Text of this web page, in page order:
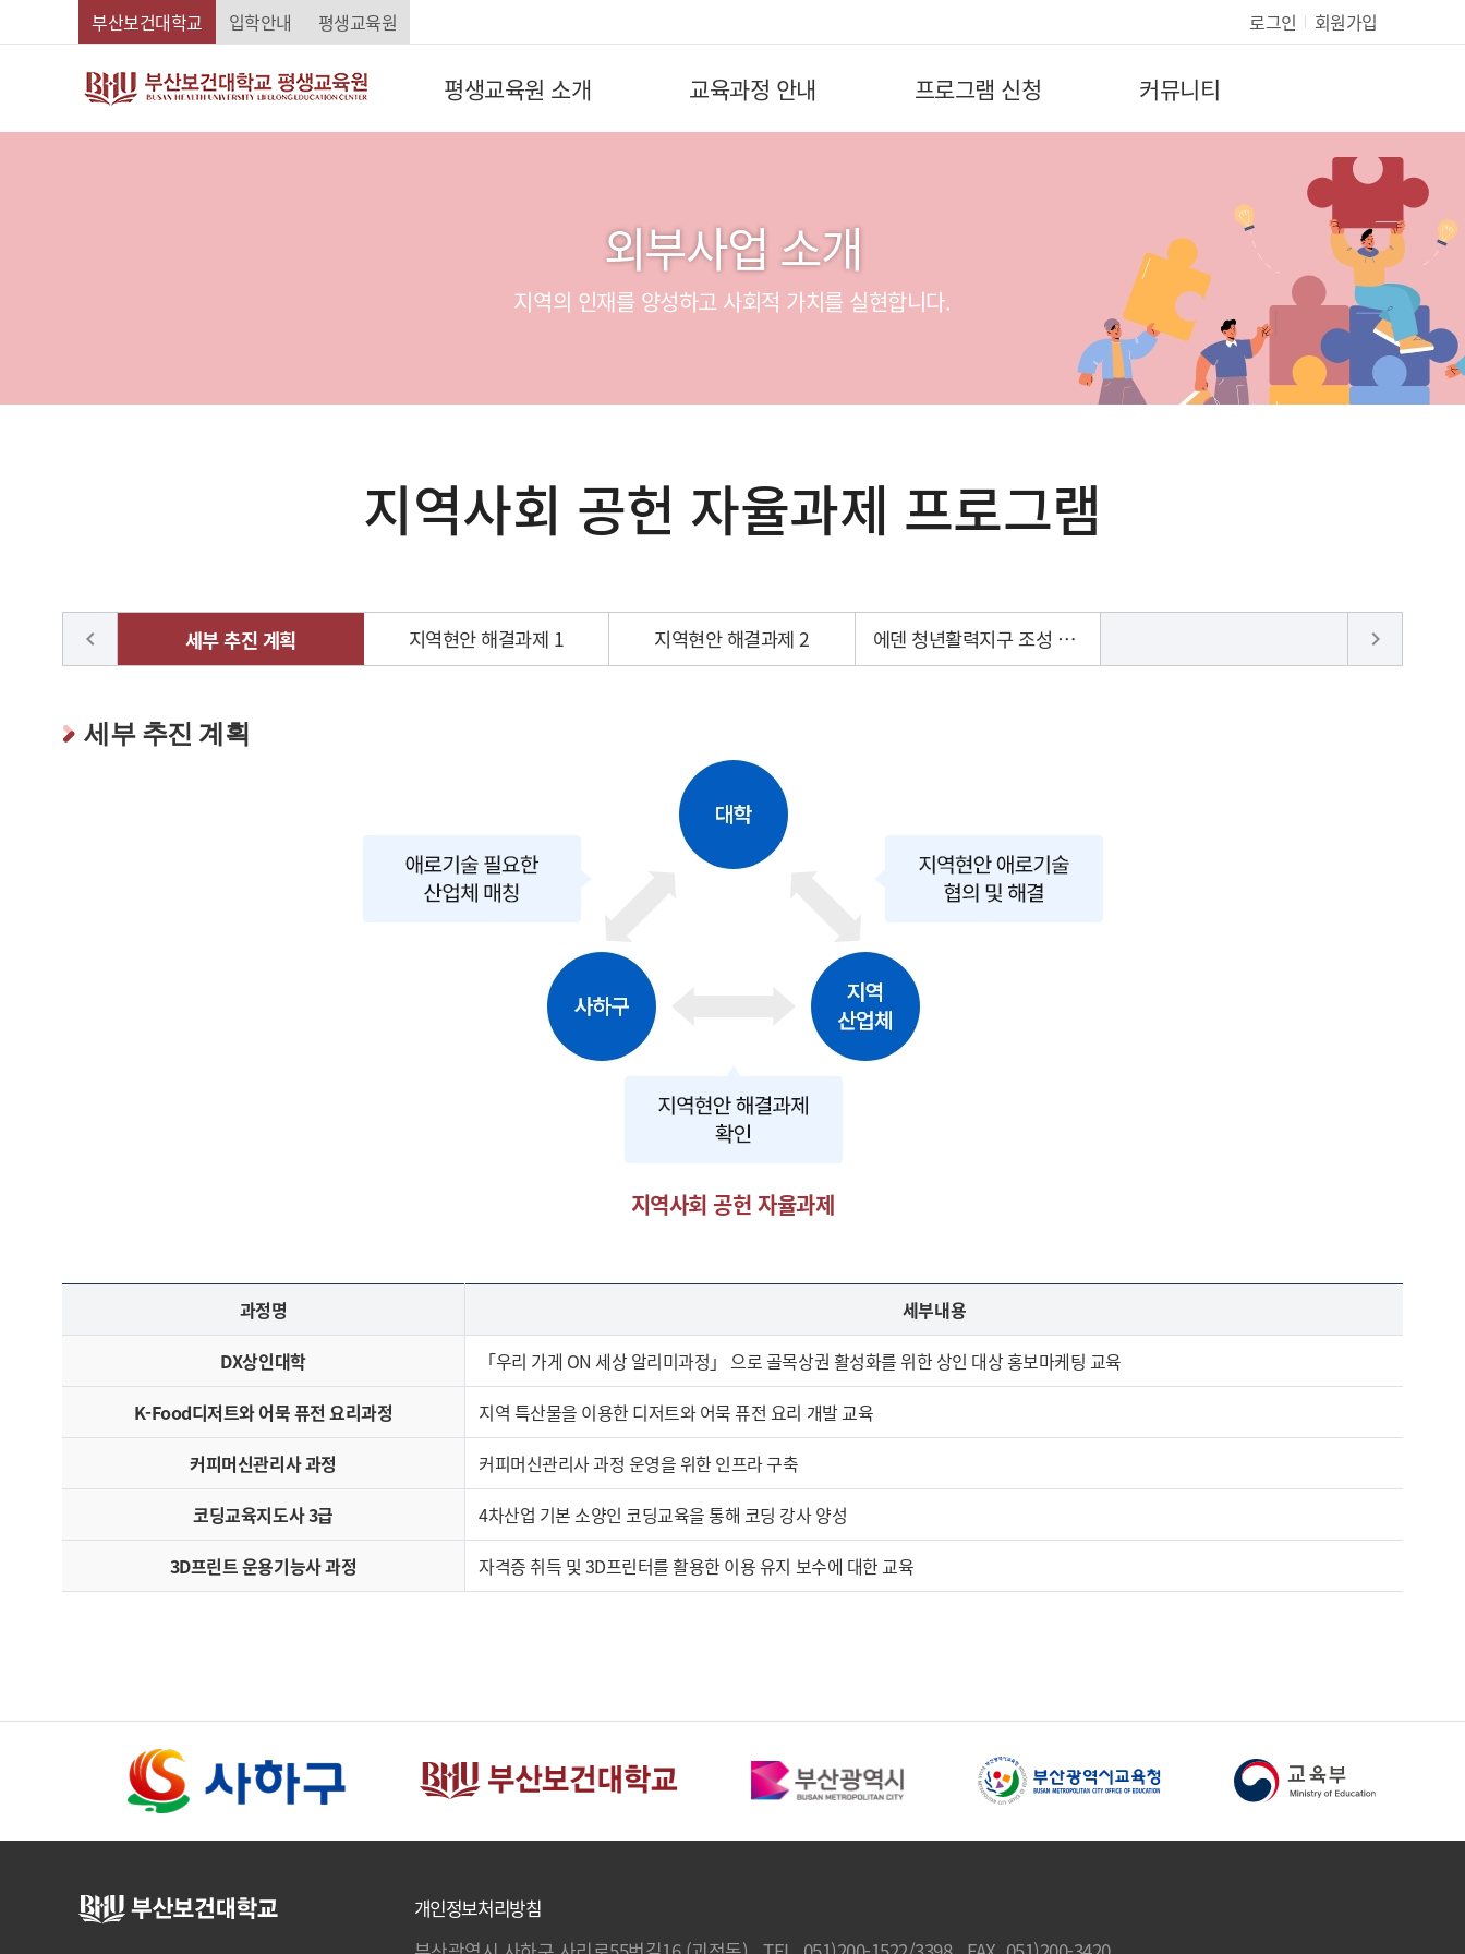
Skip Menu
부산보건대학교 입학안내 평생교육원 로그인 회원가입
평생교육원 소개 교육과정 안내 프로그램 신청 커뮤니티
외부사업 소개
지역의 인재를 양성하고 사회적 가치를 실현합니다.
지역사회 공헌 자율과제 프로그램
세부 추진 계획 지역현안 해결과제 1 지역현안 해결과제 2 에덴 청년활력지구 조성 사업
chevron_left chevron_right
세부 추진 계획
지역사회 공헌 자율과제
과정명
세부내용
DX상인대학
「우리 가게 ON 세상 알리미과정」 으로 골목상권 활성화를 위한 상인 대상 홍보마케팅 교육
K-Food디저트와 어묵 퓨전 요리과정
지역 특산물을 이용한 디저트와 어묵 퓨전 요리 개발 교육
커피머신관리사 과정
커피머신관리사 과정 운영을 위한 인프라 구축
코딩교육지도사 3급
4차산업 기본 소양인 코딩교육을 통해 코딩 강사 양성
3D프린트 운용기능사 과정
자격증 취득 및 3D프린터를 활용한 이용 유지 보수에 대한 교육
개인정보처리방침